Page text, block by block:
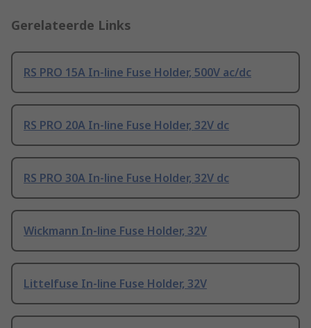
Gerelateerde Links
RS PRO 15A In-line Fuse Holder, 500V ac/dc
RS PRO 20A In-line Fuse Holder, 32V dc
RS PRO 30A In-line Fuse Holder, 32V dc
Wickmann In-line Fuse Holder, 32V
Littelfuse In-line Fuse Holder, 32V